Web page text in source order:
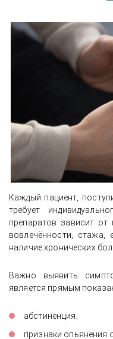
Каждый пациент,
требует
препаратов зависит
вовлечённости, стажа,
наличие хронических
Важно выявить
является прямым
абстиненция;
признаки опьянения